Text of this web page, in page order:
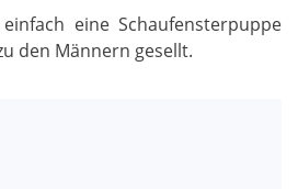
eine Schaufensterpuppe
den Männern gesellt.